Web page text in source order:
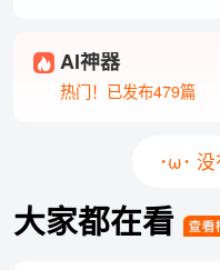
AI神器
热门！已发布479篇
･ω･
大家都在看